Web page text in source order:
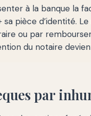
à la banque la
sa pièce d’identité.
ou par
du notaire
par